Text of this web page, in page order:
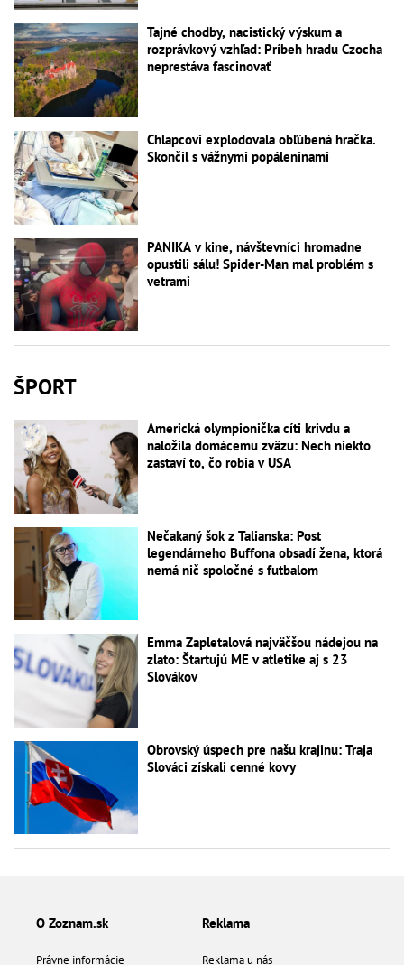
Tajné chodby, nacistický výskum a
rozprávkový vzhľad: Príbeh hradu Czocha
neprestáva fascinovať
Chlapcovi explodovala obľúbená hračka.
Skončil s vážnymi popáleninami
PANIKA v kine, návštevníci hromadne
opustili sálu! Spider-Man mal problém s
vetrami
ŠPORT
Americká olympionička cíti krivdu a
naložila domácemu zväzu: Nech niekto
zastaví to, čo robia v USA
Nečakaný šok z Talianska: Post
legendárneho Buffona obsadí žena, ktorá
nemá nič spoločné s futbalom
Emma Zapletalová najväčšou nádejou na
zlato: Štartujú ME v atletike aj s 23
Slovákov
Obrovský úspech pre našu krajinu: Traja
Slováci získali cenné kovy
O Zoznam.sk
Právne informácie
Reklama
Reklama u nás